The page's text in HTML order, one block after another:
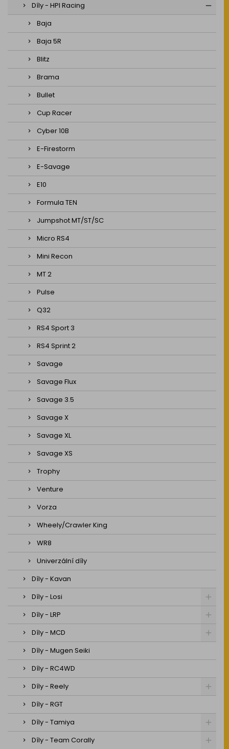
Díly - HPI Racing
Baja
Baja 5R
Blitz
Brama
Bullet
Cup Racer
Cyber 10B
E-Firestorm
E-Savage
E10
Formula TEN
Jumpshot MT/ST/SC
Micro RS4
Mini Recon
MT 2
Pulse
Q32
RS4 Sport 3
RS4 Sprint 2
Savage
Savage Flux
Savage 3.5
Savage X
Savage XL
Savage XS
Trophy
Venture
Vorza
Wheely/Crawler King
WR8
Univerzální díly
Díly - Kavan
Díly - Losi
Díly - LRP
Díly - MCD
Díly - Mugen Seiki
Díly - RC4WD
Díly - Reely
Díly - RGT
Díly - Tamiya
Díly - Team Corally